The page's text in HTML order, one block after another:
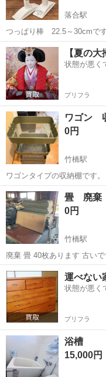
落合駅
つっぱり棒 22.5～30cmで
落合駅付近に取りに来てく
東京 千代田区 落合
【夏の
状態が悪く
プリフラ
ワゴン
0円
竹橋駅
ワゴンタイプの収納棚です
致します。 2個セットでお渡
東京 千代田区 竹橋駅
畳 廃棄
0円
竹橋駅
廃棄 畳 40枚あります 古いですが室内保管
したら無料でお運び致します ご相談くださ
東京 千代田区 竹橋
運べない
状態が悪く
プリフラ
浴槽
15,000円